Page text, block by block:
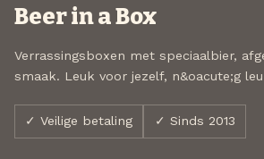
Beer in a Box
Verrassingsboxen met speciaalbier,
smaak. Leuk voor jezelf, n&oacute;g
✓ Veilige betaling ✓ Sinds 2013